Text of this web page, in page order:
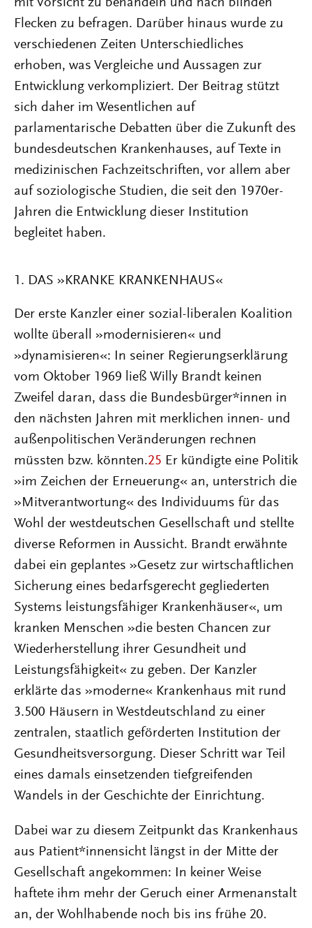
mit Vorsicht zu behandeln und nach blinden
Flecken zu befragen. Darüber hinaus wurde zu
verschiedenen Zeiten Unterschiedliches
erhoben, was Vergleiche und Aussagen zur
Entwicklung verkompliziert. Der Beitrag stützt
sich daher im Wesentlichen auf
parlamentarische Debatten über die Zukunft des
bundesdeutschen Krankenhauses, auf Texte in
medizinischen Fachzeitschriften, vor allem aber
auf soziologische Studien, die seit den 1970er-
Jahren die Entwicklung dieser Institution
begleitet haben.
1. DAS »KRANKE KRANKENHAUS«
Der erste Kanzler einer sozial-liberalen Koalition
wollte überall »modernisieren« und
»dynamisieren«: In seiner Regierungserklärung
vom Oktober 1969 ließ Willy Brandt keinen
Zweifel daran, dass die Bundesbürger*innen in
den nächsten Jahren mit merklichen innen- und
außenpolitischen Veränderungen rechnen
müssten bzw. könnten.25 Er kündigte eine Politik
»im Zeichen der Erneuerung« an, unterstrich die
»Mitverantwortung« des Individuums für das
Wohl der westdeutschen Gesellschaft und stellte
diverse Reformen in Aussicht. Brandt erwähnte
dabei ein geplantes »Gesetz zur wirtschaftlichen
Sicherung eines bedarfsgerecht gegliederten
Systems leistungsfähiger Krankenhäuser«, um
kranken Menschen »die besten Chancen zur
Wiederherstellung ihrer Gesundheit und
Leistungsfähigkeit« zu geben. Der Kanzler
erklärte das »moderne« Krankenhaus mit rund
3.500 Häusern in Westdeutschland zu einer
zentralen, staatlich geförderten Institution der
Gesundheitsversorgung. Dieser Schritt war Teil
eines damals einsetzenden tiefgreifenden
Wandels in der Geschichte der Einrichtung.
Dabei war zu diesem Zeitpunkt das Krankenhaus
aus Patient*innensicht längst in der Mitte der
Gesellschaft angekommen: In keiner Weise
haftete ihm mehr der Geruch einer Armenanstalt
an, der Wohlhabende noch bis ins frühe 20.